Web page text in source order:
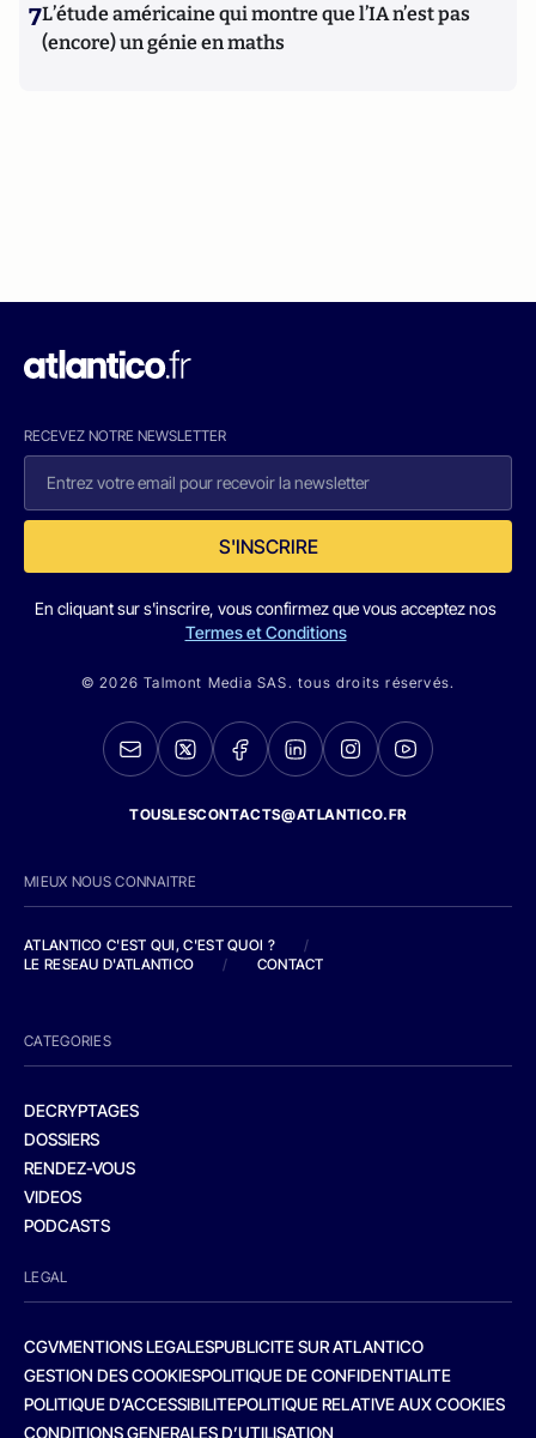
7L’étude américaine qui montre que l’IA n’est pas
(encore) un génie en maths
RECEVEZ NOTRE NEWSLETTER
S'INSCRIRE
En cliquant sur s'inscrire, vous confirmez que vous acceptez nos
Termes et Conditions
© 2026 Talmont Media SAS. tous droits réservés.
TOUSLESCONTACTS@ATLANTICO.FR
MIEUX NOUS CONNAITRE
ATLANTICO C'EST QUI, C'EST QUOI ?
/
LE RESEAU D'ATLANTICO
/ CONTACT
CATEGORIES
DECRYPTAGES
DOSSIERS
RENDEZ-VOUS
VIDEOS
PODCASTS
LEGAL
CGVMENTIONS LEGALESPUBLICITE SUR ATLANTICO
GESTION DES COOKIESPOLITIQUE DE CONFIDENTIALITE
POLITIQUE D’ACCESSIBILITEPOLITIQUE RELATIVE AUX COOKIES
CONDITIONS GENERALES D’UTILISATION